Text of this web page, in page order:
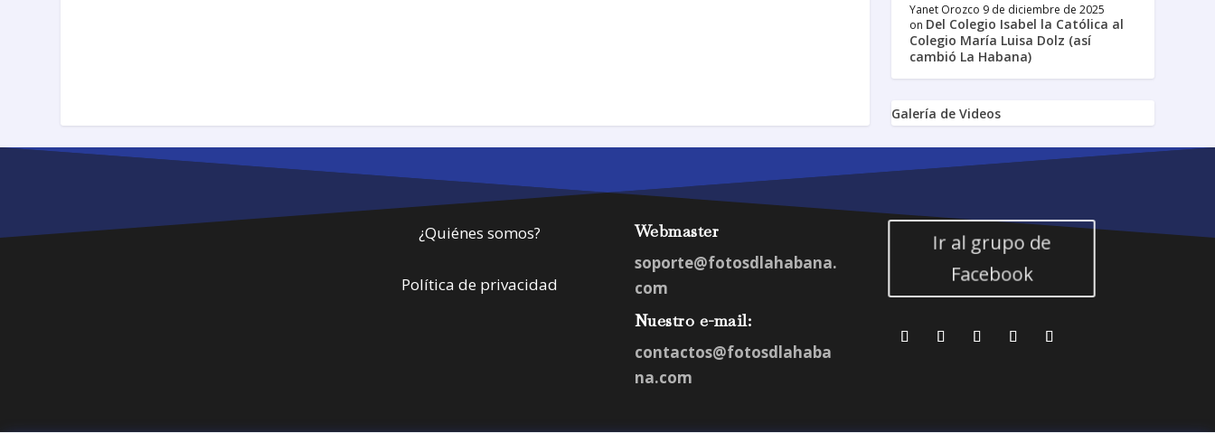
Yanet Orozco 9 de diciembre de 2025
on Del Colegio Isabel la Católica al
Colegio María Luisa Dolz (así
cambió La Habana)
Galería de Videos
¿Quiénes somos?
Política de privacidad
Webmaster
soporte@fotosdlahabana.
com
Nuestro e-mail:
contactos@fotosdlahaba
na.com
Ir al grupo de
Facebook